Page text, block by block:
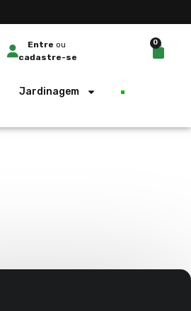
Entre ou
cadastre-se
0
Jardinagem